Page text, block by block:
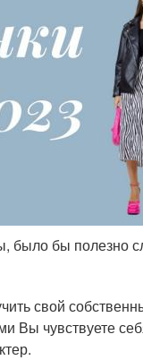
бы полезно
свой
Вы чувствуете